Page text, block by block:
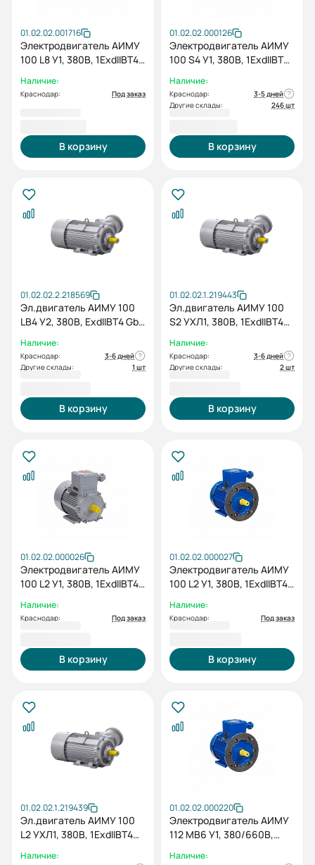
01.02.02.001716
Электродвигатель АИМУ
100 L8 У1, 380В, 1ExdIIBT4
Наличие:
Краснодар: Под заказ
В корзину
01.02.02.000126
Электродвигатель АИМУ
100 S4 У1, 380В, 1ExdIIBT4
Наличие:
Краснодар:
3-5 дней
Другие склады:
246 шт
В корзину
01.02.02.2.218569
Эл.двигатель АИМУ 100
LB4 У2, 380В, ExdIIBT4 Gb,
Наличие:
Краснодар:
3-6 дней
Другие склады:
1 шт
В корзину
01.02.02.1.219443
Эл.двигатель АИМУ 100
S2 УХЛ1, 380В, 1ExdIIBT4
(подшипники), IP65,
4/3000 IM 2081
Наличие:
Краснодар:
3-6 дней
Другие склады:
2 шт
В корзину
01.02.02.000026
Электродвигатель АИМУ
100 L2 У1, 380В, 1ExdIIBT4
Наличие:
Краснодар: Под заказ
В корзину
01.02.02.000027
Электродвигатель АИМУ
100 L2 У1, 380В, 1ExdIIBT4
Наличие:
Краснодар: Под заказ
В корзину
01.02.02.1.219439
Эл.двигатель АИМУ 100
L2 УХЛ1, 380В, 1ExdIIBT4
Наличие:
01.02.02.000220
Электродвигатель АИМУ
112 МВ6 У1, 380/660В,
Наличие: